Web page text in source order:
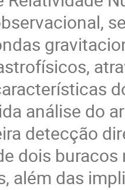
análise do
detecção
dois
além das